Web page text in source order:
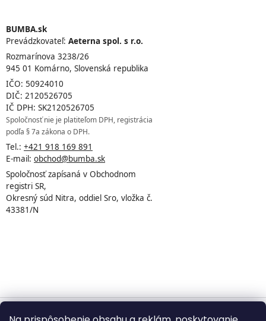
BUMBA.sk
Prevádzkovateľ: Aeterna spol. s r.o.
Rozmarínova 3238/26
945 01 Komárno, Slovenská republika
IČO: 50924010
DIČ: 2120526705
IČ DPH: SK2120526705
Spoločnosť nie je platiteľom DPH, registrácia
podľa § 7a zákona o DPH.
Tel.: +421 918 169 891
E-mail: obchod@bumba.sk
Spoločnosť zapísaná v Obchodnom
registri SR,
Okresný súd Nitra, oddiel Sro, vložka č.
43381/N